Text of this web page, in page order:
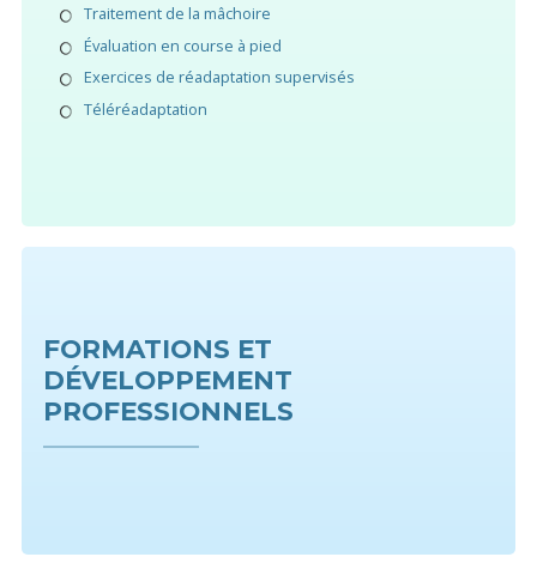
Traitement de la mâchoire
Évaluation en course à pied
Exercices de réadaptation supervisés
Téléréadaptation
FORMATIONS ET
DÉVELOPPEMENT
PROFESSIONNELS